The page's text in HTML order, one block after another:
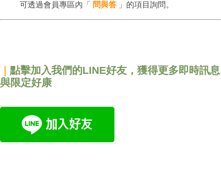
可透過會員專區內「
問與答 」的項目詢問。
點擊加入我們的LINE好友，獲得更多即時訊息
與限定好康